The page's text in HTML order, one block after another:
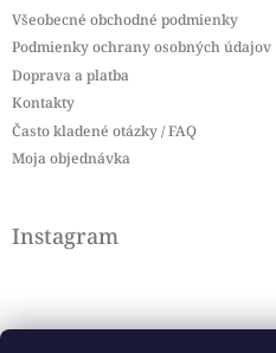
Všeobecné obchodné podmienky
Podmienky ochrany osobných údajov
Doprava a platba
Kontakty
Často kladené otázky / FAQ
Moja objednávka
Instagram